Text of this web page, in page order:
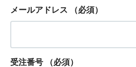
メールアドレス （必須）
受注番号 （必須）